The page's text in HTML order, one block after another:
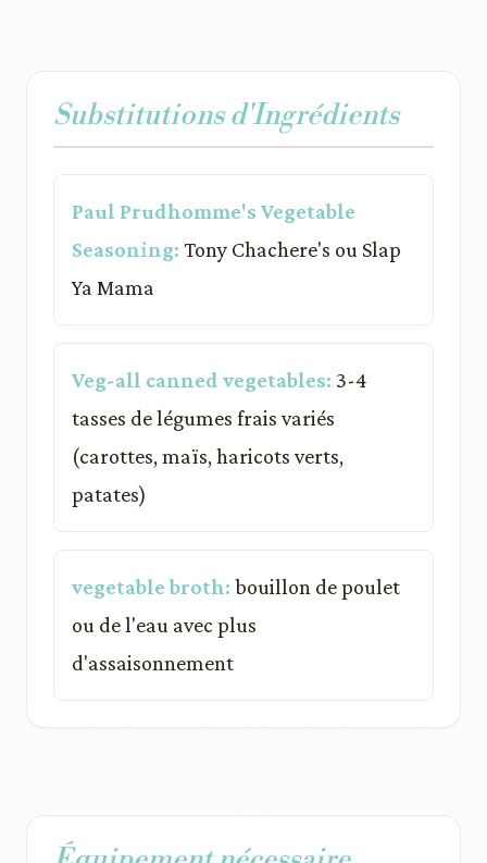
Substitutions d'Ingrédients
Paul Prudhomme's Vegetable
Seasoning: Tony Chachere's ou Slap
Ya Mama
Veg-all canned vegetables: 3-4
tasses de légumes frais variés
(carottes, maïs, haricots verts,
patates)
vegetable broth: bouillon de poulet
ou de l'eau avec plus
d'assaisonnement